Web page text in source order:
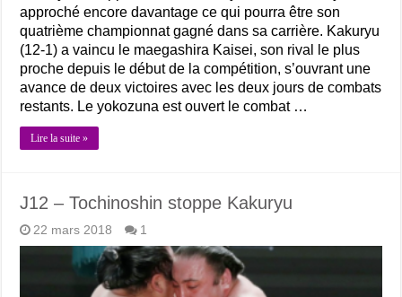
approché encore davantage ce qui pourra être son
quatrième championnat gagné dans sa carrière. Kakuryu
(12-1) a vaincu le maegashira Kaisei, son rival le plus
proche depuis le début de la compétition, s’ouvrant une
avance de deux victoires avec les deux jours de combats
restants. Le yokozuna est ouvert le combat …
Lire la suite »
J12 – Tochinoshin stoppe Kakuryu
22 mars 2018 1